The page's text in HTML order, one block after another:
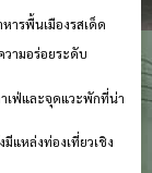
ารพื้นเมืองรสเด็ด
วามอร่อยระดับ
เฟ่และจุดแวะพักที่น่า
แหล่งท่องเที่ยวเชิง